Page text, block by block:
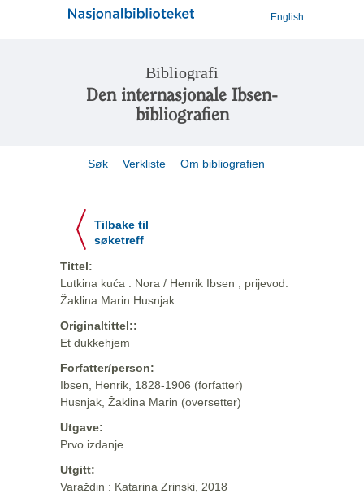
English
Bibliografi
Den internasjonale Ibsen-
bibliografien
Søk Verkliste Om bibliografien
Tilbake til
søketreff
Tittel:
Lutkina kuća : Nora / Henrik Ibsen ; prijevod:
Žaklina Marin Husnjak
Originaltittel::
Et dukkehjem
Forfatter/person:
Ibsen, Henrik, 1828-1906 (forfatter)
Husnjak, Žaklina Marin (oversetter)
Utgave:
Prvo izdanje
Utgitt:
Varaždin : Katarina Zrinski, 2018